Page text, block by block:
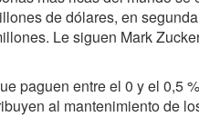
de dólares, en
Le siguen Mark
paguen entre el 0 y el 0,5
al mantenimiento de